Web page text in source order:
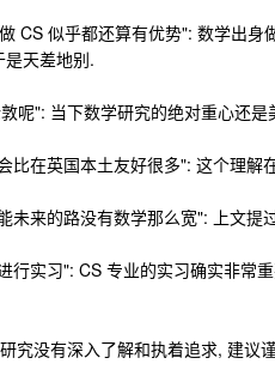
CS 似乎都还算有优势": 数学出
天差地别.
呢": 当下数学研究的绝对重心还是
比在英国本土友好很多": 这个理解
未来的路没有数学那么宽": 上文提
行实习": CS 专业的实习确实非常
究没有深入了解和执着追求, 建议